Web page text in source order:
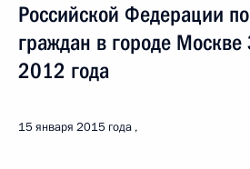
Российской Федерации
граждан в городе Москве
2012 года
15 января 2015 года